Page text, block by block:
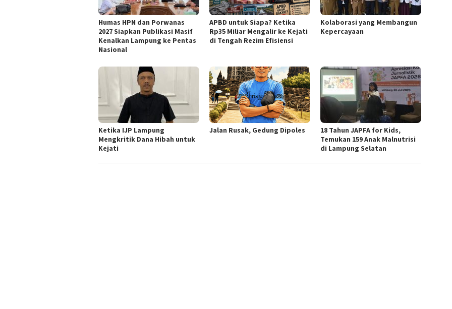
Humas HPN dan Porwanas
2027 Siapkan Publikasi Masif
Kenalkan Lampung ke Pentas
Nasional
APBD untuk Siapa? Ketika
Rp35 Miliar Mengalir ke Kejati
di Tengah Rezim Efisiensi
Kolaborasi yang Membangun
Kepercayaan
Ketika IJP Lampung
Mengkritik Dana Hibah untuk
Kejati
Jalan Rusak, Gedung Dipoles
18 Tahun JAPFA for Kids,
Temukan 159 Anak Malnutrisi
di Lampung Selatan